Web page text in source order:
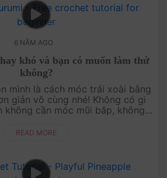
6 NĂM AGO
khó và bạn có muốn làm thử
không?
mình là cách móc trái xoài bằng
giản vô cùng nhé! Không có gì
không cần móc mũi bắp, không
READ MORE